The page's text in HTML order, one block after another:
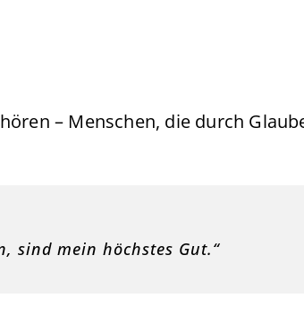
– Menschen, die durch
sind mein höchstes Gut.“